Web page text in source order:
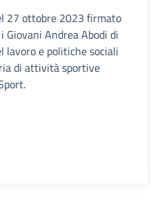
27 ottobre 2023 firmato
Andrea Abodi di
lavoro e politiche sociali
di attività sportive